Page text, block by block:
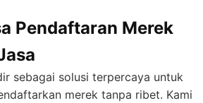
Pendaftaran Merek
sebagai solusi terpercaya untuk
merek tanpa ribet. Kami